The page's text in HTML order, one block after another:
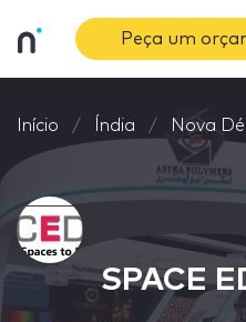
Peça um
Início Índia Nova
SPACE